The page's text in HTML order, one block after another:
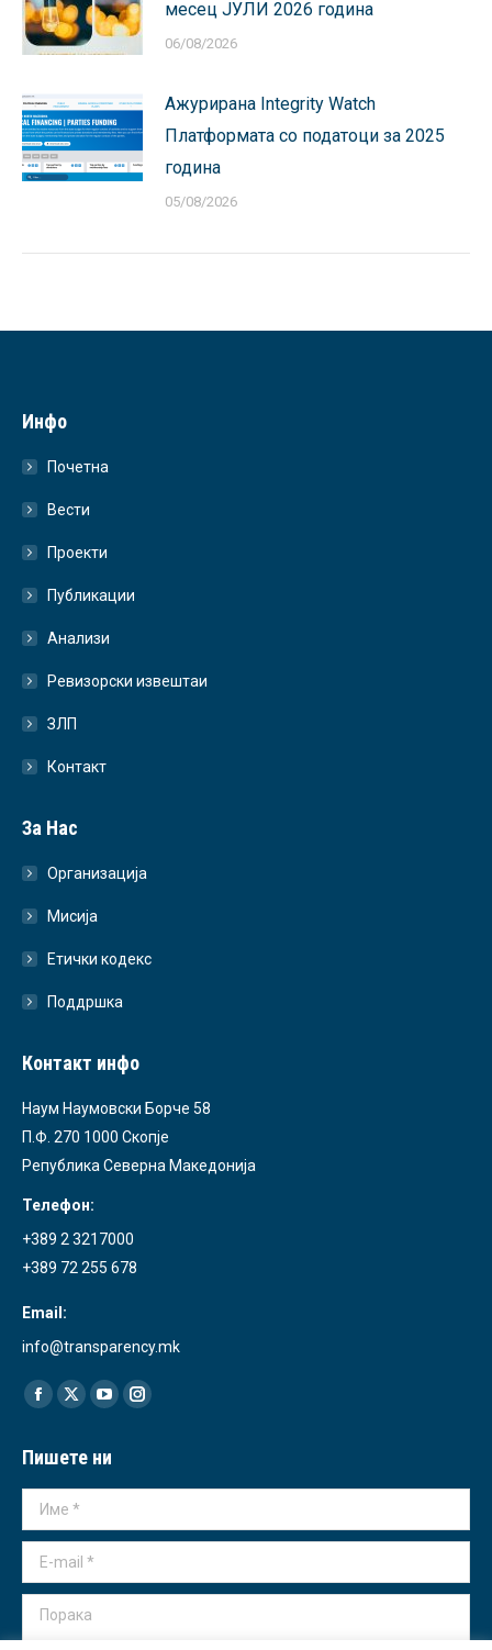
месец ЈУЛИ 2026 година
06/08/2026
Ажурирана Integrity Watch
Платформата со податоци за 2025
година
05/08/2026
Инфо
Почетна
Вести
Проекти
Публикации
Анализи
Ревизорски извештаи
ЗЛП
Контакт
За Нас
Организација
Мисија
Етички кодекс
Поддршка
Контакт инфо
Наум Наумовски Борче 58
П.Ф. 270 1000 Скопје
Република Северна Македонија
Телефон:
+389 2 3217000
+389 72 255 678
Email:
info@transparency.mk
Find us on:
Facebook
opens
in
new
X
opens
in
YouTube
opens
in
Instagram
in
Пишете ни
Име *
E-mail *
Порака